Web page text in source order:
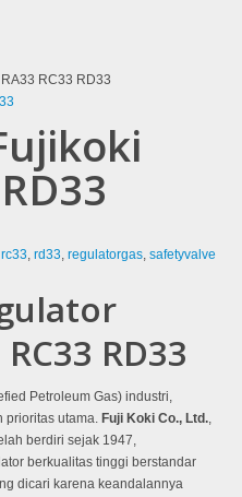
RC33 RD33
rc33, rd33, regulatorgas, safetyvalve
RD33
Petroleum Gas) industri,
prioritas utama. Fuji Koki Co., Ltd.,
berdiri sejak 1947,
berkualitas tinggi berstandar
dicari karena keandalannya